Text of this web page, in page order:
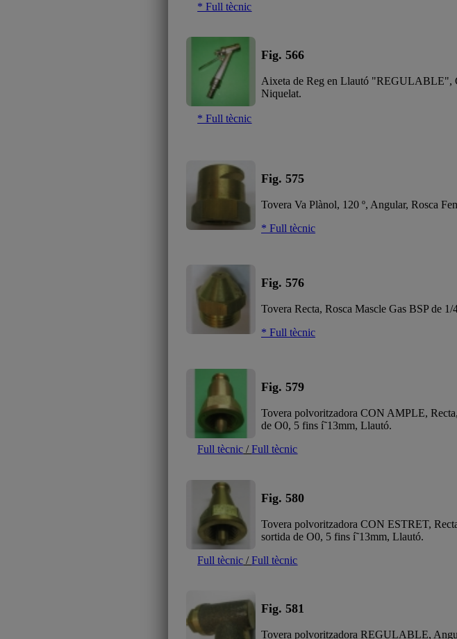
* Full tècnic
Fig. 566
Aixeta de Reg en Llautó "REGULABLE",
Niquelat.
* Full tècnic
Fig. 575
Tovera Va Plànol, 120 º, Angular, Rosca
* Full tècnic
Fig. 576
Tovera Recta, Rosca Mascle Gas BSP de
* Full tècnic
Fig. 579
Tovera polvoritzadora CON AMPLE,
de O0, 5 fins í˜13mm, Llautó.
Full tècnic /Full tècnic
Fig. 580
Tovera polvoritzadora CON ESTRET,
sortida de O0, 5 fins í˜13mm, Llautó.
Full tècnic /Full tècnic
Fig. 581
Tovera polvoritzadora REGULABLE,